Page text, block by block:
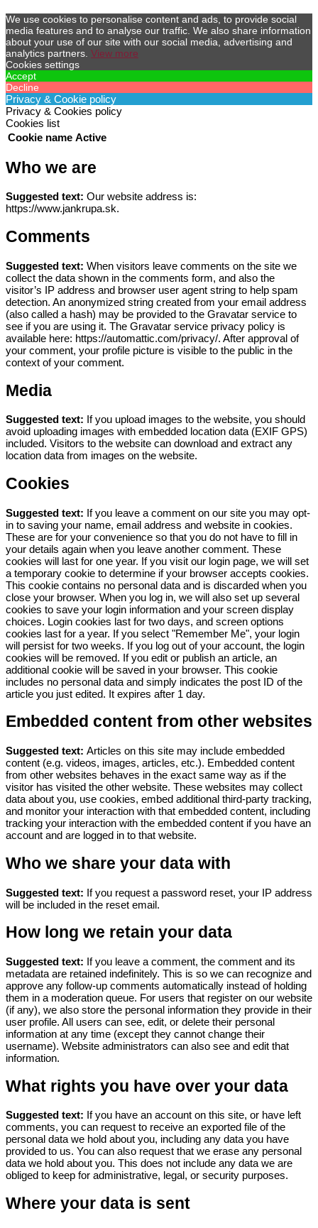
We use cookies to personalise content and ads, to provide social
media features and to analyse our traffic. We also share information
about your use of our site with our social media, advertising and
analytics partners. View more
Cookies settings
Accept
Decline
Privacy & Cookie policy
Privacy & Cookies policy
Cookies list
Cookie name Active
Who we are
Suggested text: Our website address is:
https://www.jankrupa.sk.
Comments
Suggested text: When visitors leave comments on the site we
collect the data shown in the comments form, and also the
visitor’s IP address and browser user agent string to help spam
detection. An anonymized string created from your email address
(also called a hash) may be provided to the Gravatar service to
see if you are using it. The Gravatar service privacy policy is
available here: https://automattic.com/privacy/. After approval of
your comment, your profile picture is visible to the public in the
context of your comment.
Media
Suggested text: If you upload images to the website, you should
avoid uploading images with embedded location data (EXIF GPS)
included. Visitors to the website can download and extract any
location data from images on the website.
Cookies
Suggested text: If you leave a comment on our site you may opt-
in to saving your name, email address and website in cookies.
These are for your convenience so that you do not have to fill in
your details again when you leave another comment. These
cookies will last for one year. If you visit our login page, we will set
a temporary cookie to determine if your browser accepts cookies.
This cookie contains no personal data and is discarded when you
close your browser. When you log in, we will also set up several
cookies to save your login information and your screen display
choices. Login cookies last for two days, and screen options
cookies last for a year. If you select "Remember Me", your login
will persist for two weeks. If you log out of your account, the login
cookies will be removed. If you edit or publish an article, an
additional cookie will be saved in your browser. This cookie
includes no personal data and simply indicates the post ID of the
article you just edited. It expires after 1 day.
Embedded content from other websites
Suggested text: Articles on this site may include embedded
content (e.g. videos, images, articles, etc.). Embedded content
from other websites behaves in the exact same way as if the
visitor has visited the other website. These websites may collect
data about you, use cookies, embed additional third-party tracking,
and monitor your interaction with that embedded content, including
tracking your interaction with the embedded content if you have an
account and are logged in to that website.
Who we share your data with
Suggested text: If you request a password reset, your IP address
will be included in the reset email.
How long we retain your data
Suggested text: If you leave a comment, the comment and its
metadata are retained indefinitely. This is so we can recognize and
approve any follow-up comments automatically instead of holding
them in a moderation queue. For users that register on our website
(if any), we also store the personal information they provide in their
user profile. All users can see, edit, or delete their personal
information at any time (except they cannot change their
username). Website administrators can also see and edit that
information.
What rights you have over your data
Suggested text: If you have an account on this site, or have left
comments, you can request to receive an exported file of the
personal data we hold about you, including any data you have
provided to us. You can also request that we erase any personal
data we hold about you. This does not include any data we are
obliged to keep for administrative, legal, or security purposes.
Where your data is sent